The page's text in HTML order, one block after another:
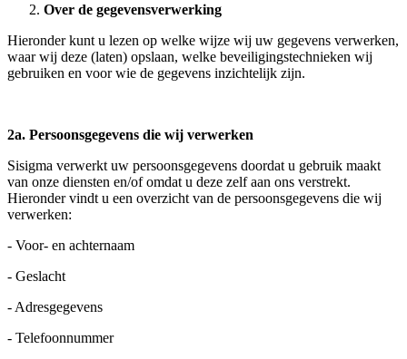
Over de gegevensverwerking
Hieronder kunt u lezen op welke wijze wij uw gegevens verwerken,
waar wij deze (laten) opslaan, welke beveiligingstechnieken wij
gebruiken en voor wie de gegevens inzichtelijk zijn.
2a. Persoonsgegevens die wij verwerken
Sisigma verwerkt uw persoonsgegevens doordat u gebruik maakt
van onze diensten en/of omdat u deze zelf aan ons verstrekt.
Hieronder vindt u een overzicht van de persoonsgegevens die wij
verwerken:
- Voor- en achternaam
- Geslacht
- Adresgegevens
- Telefoonnummer